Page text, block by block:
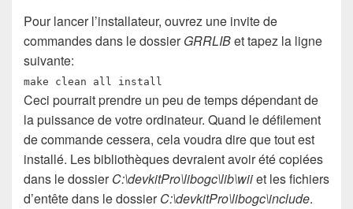
Pour lancer l’installateur, ouvrez une invite de
commandes dans le dossierGRRLIBet tapez la ligne
suivante:
make clean all install
Ceci pourrait prendre un peu de temps dépendant de
la puissance de votre ordinateur. Quand le défilement
de commande cessera, cela voudra dire que tout est
installé. Les bibliothèques devraient avoir été copiées
dans le dossierC:\devkitPro\libogc\lib\wiiet les fichiers
d’entête dans le dossierC:\devkitPro\libogc\include.